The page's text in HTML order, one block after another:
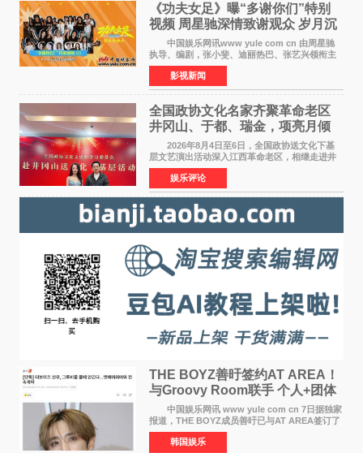
《功夫女足》曝“多谢你们”特别
视频 周星驰深情致谢观众 岁月沉
淀不灭初心
中国娱乐网讯www yule com cn 由周星驰
执导、编剧，张小斐、迪丽热巴、张艺兴领衔主
演，刘嘉玲、佐藤健特别出演，艾米、雪野、蔡
思贝、胡予安、倪好特别介绍的喜剧电影《功夫
女足》释出多谢你
影视新闻
全国政协文化名家齐聚革命老区
井冈山、于都、瑞金，项亮月倾
情献唱《桃花谣》致敬红色沃土
2026年8月4日至6日，全国政协送文化下基
层文艺演出活动深入江西革命老区，相继走进井
冈山、于都长征出发地、瑞金三地。由全国政协
文化文史和学习委员会副主任、甘肃省政协原主
席欧阳坚率团，一
娱乐评论
THE BOYZ善旴签约AT AREA！
与Groovy Room联手 个人+团体
活动并行
中国娱乐网讯 www yule com cn 7日据独家
报道，THE BOYZ成员善旴已与AT AREA签订了
专属合约。AT AREA是由知名制作人组合
Groovy Room创立的hip-hop厂牌，旗下拥有多
韩国娱乐